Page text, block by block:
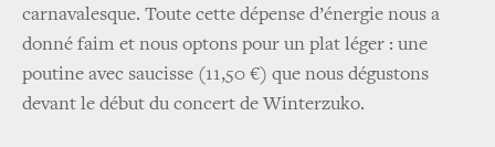
carnavalesque. Toute cette dépense d’énergie nous a
donné faim et nous optons pour un plat léger : une
poutine avec saucisse (11,50 €) que nous dégustons
devant le début du concert de Winterzuko.